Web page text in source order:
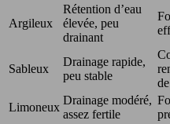
Argileux
Rétention d’eau
élevée, peu
drainant
Sableux
Drainage rapide,
peu stable
Limoneux
Drainage modéré,
assez fertile